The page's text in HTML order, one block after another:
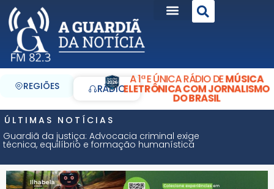
REGIÕES RÁDIO
A 1ª E ÚNICA RÁDIO DEMÚSICA
ELETRÔNICA COM JORNALISMO
DO BRASIL
ÚLTIMAS NOTÍCIAS
Guardiã da justiça: Advocacia criminal exige
técnica, equilíbrio e formação humanística